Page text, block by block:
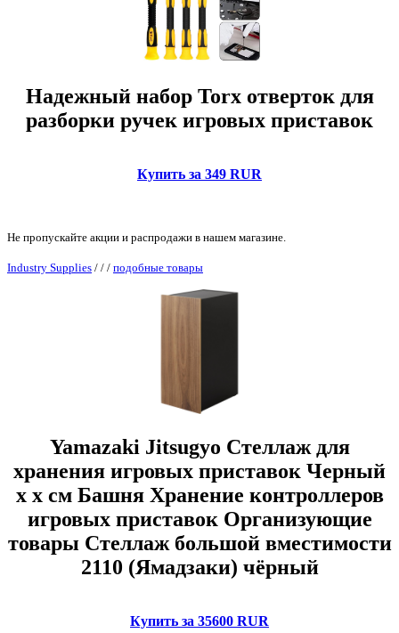
Надежный набор Torx отверток для
разборки ручек игровых приставок
Купить за 349 RUR
Не пропускайте акции и распродажи в нашем магазине.
Industry Supplies / / / подобные товары
Yamazaki Jitsugyo Стеллаж для
хранения игровых приставок Черный
x x см Башня Хранение контроллеров
игровых приставок Организующие
товары Стеллаж большой вместимости
2110 (Ямадзаки) чёрный
Купить за 35600 RUR